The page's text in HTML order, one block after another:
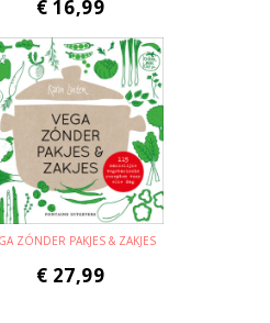
€ 16,99
ZÓNDER PAKJES & ZAKJES
€ 27,99